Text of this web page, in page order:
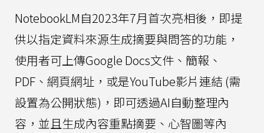
NotebookLM自2023年7月首次亮相後，即提
供以指定資料來源生成摘要與問答的功能，
使用者可上傳Google Docs文件、簡報、
PDF、網頁網址，或是YouTube影片連結 (需
設置為公開狀態)，即可透過AI自動整理內
容，並且生成內容重點摘要、心智圖等內